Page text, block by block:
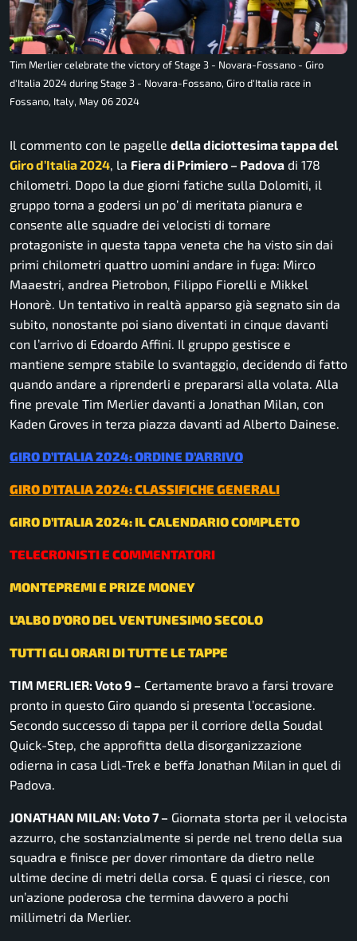
Tim Merlier celebrate the victory of Stage 3 - Novara-Fossano - Giro
d'Italia 2024 during Stage 3 - Novara-Fossano, Giro d'Italia race in
Fossano, Italy, May 06 2024
Il commento con le pagelle della diciottesima tappa del
Giro d’Italia 2024, la Fiera di Primiero – Padova di 178
chilometri. Dopo la due giorni fatiche sulla Dolomiti, il
gruppo torna a godersi un po’ di meritata pianura e
consente alle squadre dei velocisti di tornare
protagoniste in questa tappa veneta che ha visto sin dai
primi chilometri quattro uomini andare in fuga: Mirco
Maaestri, andrea Pietrobon, Filippo Fiorelli e Mikkel
Honorè. Un tentativo in realtà apparso già segnato sin da
subito, nonostante poi siano diventati in cinque davanti
con l’arrivo di Edoardo Affini. Il gruppo gestisce e
mantiene sempre stabile lo svantaggio, decidendo di fatto
quando andare a riprenderli e prepararsi alla volata. Alla
fine prevale Tim Merlier davanti a Jonathan Milan, con
Kaden Groves in terza piazza davanti ad Alberto Dainese.
GIRO D’ITALIA 2024: ORDINE D’ARRIVO
GIRO D’ITALIA 2024: CLASSIFICHE GENERALI
GIRO D’ITALIA 2024: IL CALENDARIO COMPLETO
TELECRONISTI E COMMENTATORI
MONTEPREMI E PRIZE MONEY
L’ALBO D’ORO DEL VENTUNESIMO SECOLO
TUTTI GLI ORARI DI TUTTE LE TAPPE
TIM MERLIER: Voto 9 – Certamente bravo a farsi trovare
pronto in questo Giro quando si presenta l’occasione.
Secondo successo di tappa per il corriore della Soudal
Quick-Step, che approfitta della disorganizzazione
odierna in casa Lidl-Trek e beffa Jonathan Milan in quel di
Padova.
JONATHAN MILAN: Voto 7 – Giornata storta per il velocista
azzurro, che sostanzialmente si perde nel treno della sua
squadra e finisce per dover rimontare da dietro nelle
ultime decine di metri della corsa. E quasi ci riesce, con
un’azione poderosa che termina davvero a pochi
millimetri da Merlier.